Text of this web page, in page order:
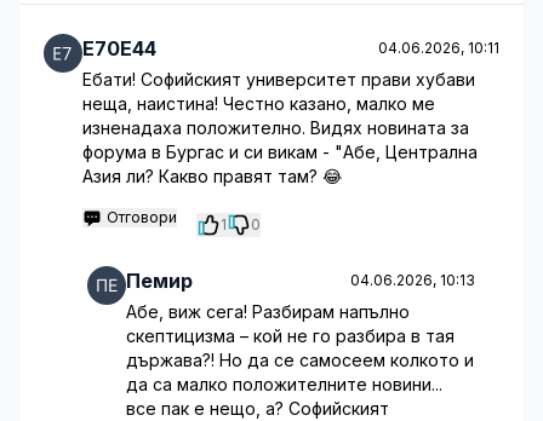
E70E44 04.06.2026, 10:11
Ебати! Софийският университет прави хубави
неща, наистина! Честно казано, малко ме
изненадаха положително. Видях новината за
форума в Бургас и си викам - "Абе, Централна
Азия ли? Какво правят там? 😂
Отговори 1 0
Пемир 04.06.2026, 10:13
Абе, виж сега! Разбирам напълно
скептицизма – кой не го разбира в тая
държава?! Но да се самосеем колкото и
да са малко положителните новини...
все пак е нещо, а? Софийският